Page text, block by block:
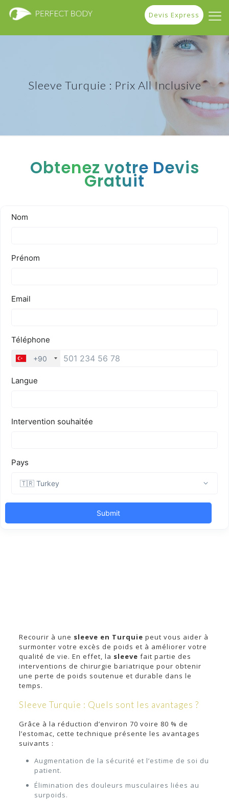
Devis Express
Sleeve Turquie : Prix All Inclusive
Obtenez votre Devis
Gratuit
Recourir à une sleeve en Turquie peut vous aider à
surmonter votre excès de poids et à améliorer votre
qualité de vie. En effet, la sleeve fait partie des
interventions de chirurgie bariatrique pour obtenir
une perte de poids soutenue et durable dans le
temps.
Sleeve Turquie : Quels sont les avantages ?
Grâce à la réduction d’environ 70 voire 80 % de
l’estomac, cette technique présente les avantages
suivants :
Augmentation de la sécurité et l’estime de soi du
patient.
Élimination des douleurs musculaires liées au
surpoids.